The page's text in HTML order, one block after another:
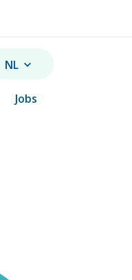
VERANDER TAAL.
NL
Jobs